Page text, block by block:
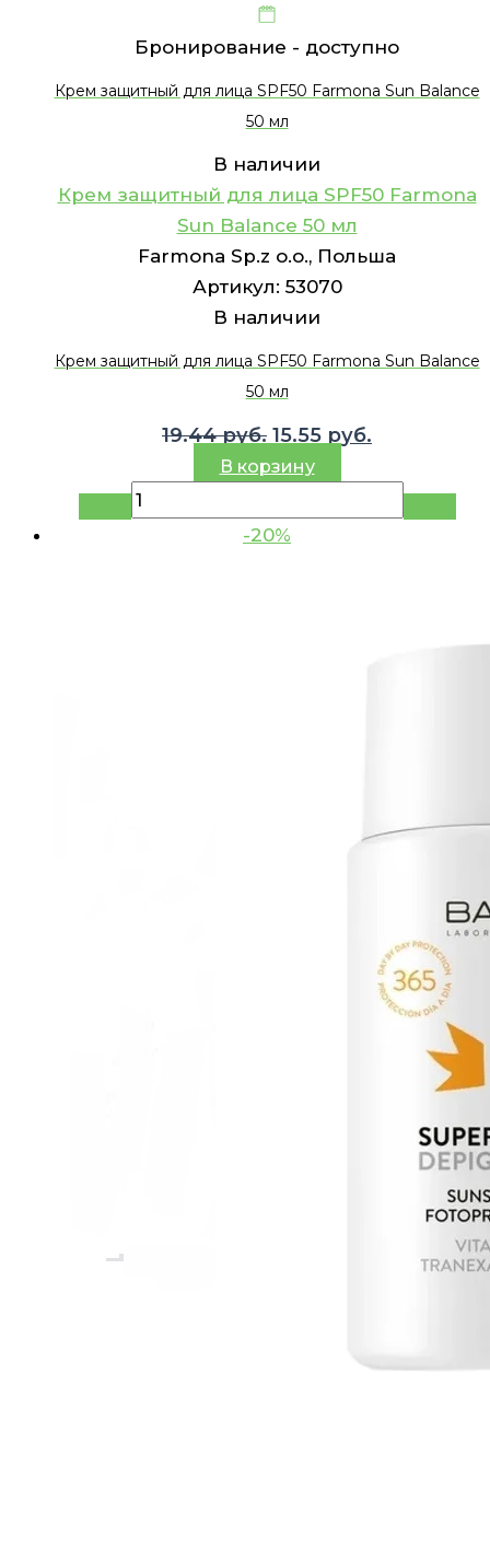
Бронирование - доступно
Крем защитный для лица SPF50 Farmona Sun Balance
50 мл
В наличии
Крем защитный для лица SPF50 Farmona
Sun Balance 50 мл
Farmona Sp.z o.o., Польша
Артикул: 53070
В наличии
Крем защитный для лица SPF50 Farmona Sun Balance
50 мл
19.44руб. Первоначальная
цена
19.44 руб..
15.55 руб.
15.55 руб..
В корзину
-20%